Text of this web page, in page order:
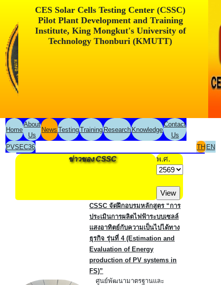
CES Solar Cells Testing Center (CSSC)
Pilot Plant Development and Training
Institute, King Mongkut's University of
Technology Thonburi (KMUTT)
Home
About
Us
News TestingTraining Research Knowledge
Contact
Us
PVSEC36
TH EN
ข่าวของ CSSC พ.ศ.
CSSC จัดฝึกอบรมหลักสูตร “การ
ประเมินการผลิตไฟฟ้าระบบเซลล์
แสงอาทิตย์กับความเป็นไปได้ทาง
ธุรกิจ รุ่นที่ 4 (Estimation and
Evaluation of Energy
production of PV systems in
FS)”
ศูนย์พัฒนามาตรฐานและ